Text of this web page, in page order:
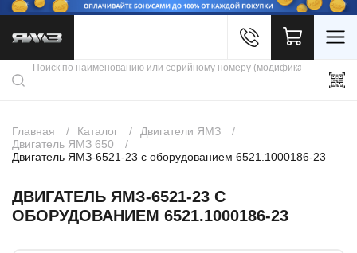
Каталог продукции
Скидки
Контакты
Главная Каталог
Двигатели ЯМЗ
Двигатель ЯМЗ 650
Двигатель ЯМЗ-6521-23 с оборудованием 6521.1000186-23
ДВИГАТЕЛЬ ЯМЗ-6521-23 С
ОБОРУДОВАНИЕМ 6521.1000186-23